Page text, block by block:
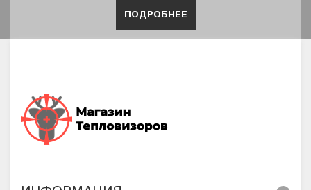
ПОДРОБНЕЕ